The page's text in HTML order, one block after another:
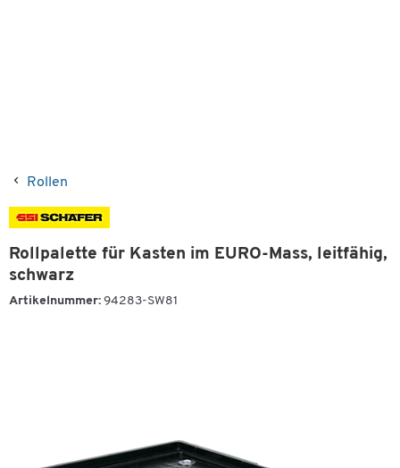
Rollen
Rollpalette für Kasten im EURO-Mass, leitfähig,
schwarz
Artikelnummer: 94283-SW81